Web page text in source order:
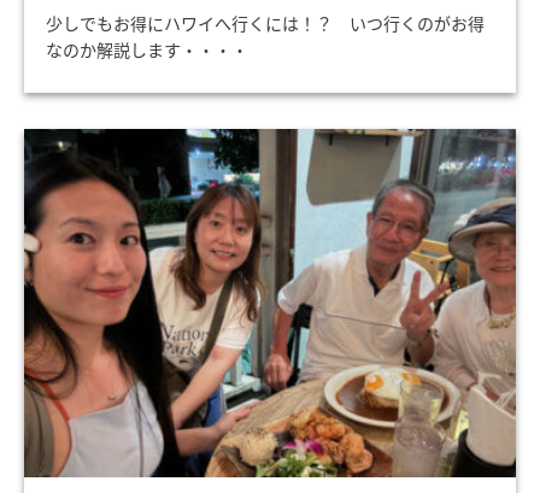
少しでもお得にハワイへ行くには！？ いつ行くのがお得
なのか解説します・・・・